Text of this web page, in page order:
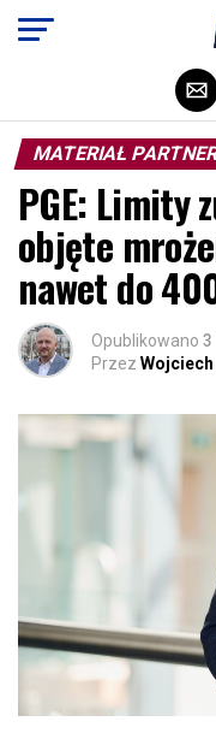
MATERIAŁ
PGE: Limity
objęte
nawet do
Opublikowano 3
Przez Wojciech